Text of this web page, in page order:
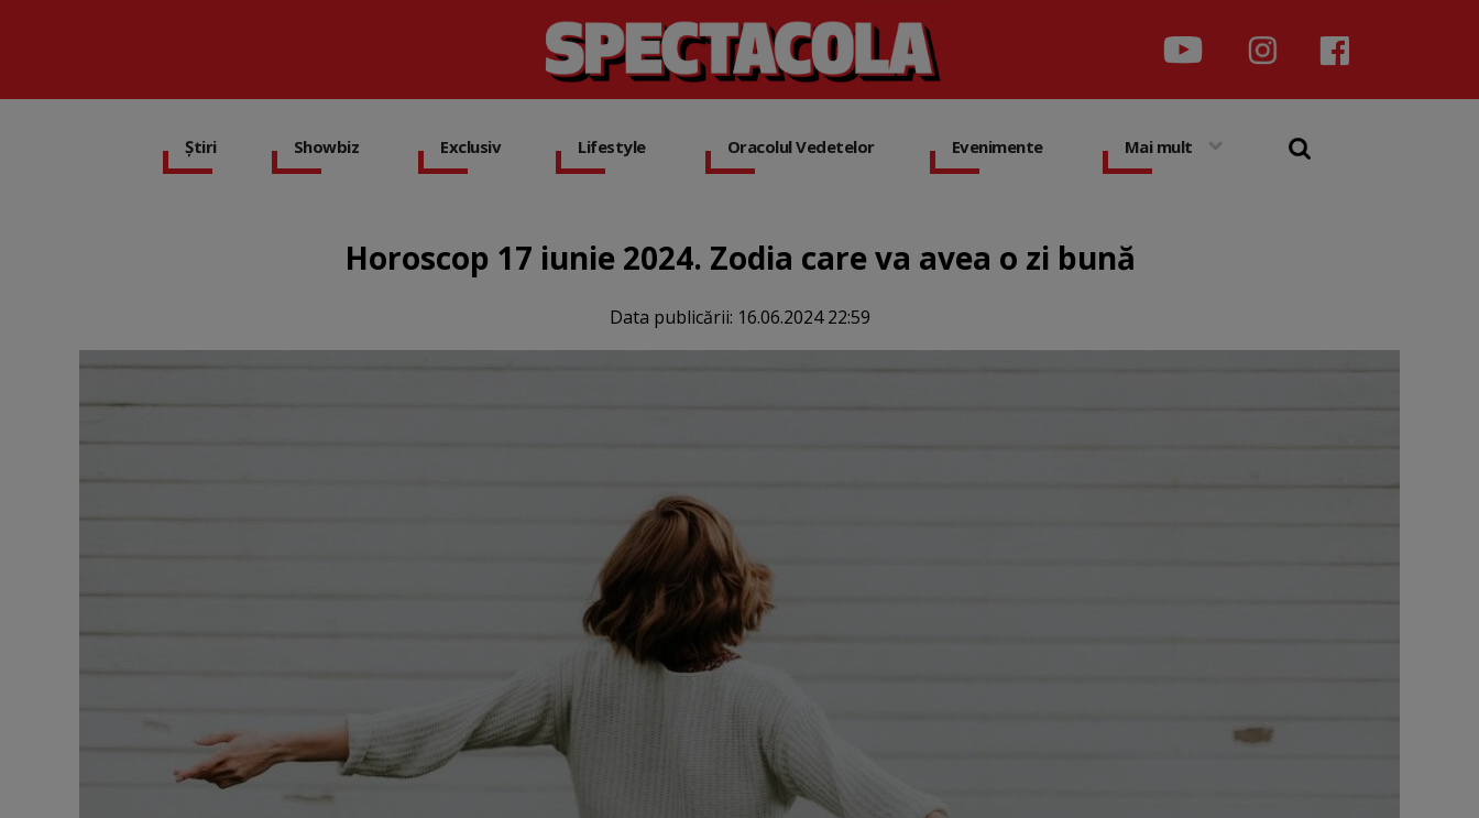
Știri Showbiz Exclusiv Lifestyle Oracolul Vedetelor Evenimente Mai mult
Horoscop 17 iunie 2024. Zodia care va avea o zi bună
Data publicării: 16.06.2024 22:59